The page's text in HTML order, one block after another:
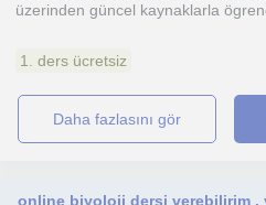
üzerinden güncel kaynaklarla
1. ders ücretsiz
daha fazlasını gör